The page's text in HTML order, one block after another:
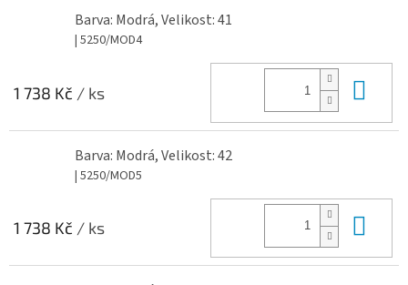
Barva: Modrá, Velikost: 41
| 5250/MOD4
1 738 Kč / ks
Barva: Modrá, Velikost: 42
| 5250/MOD5
1 738 Kč / ks